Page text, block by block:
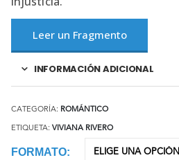
Leer un Fragmento
INFORMACIÓN ADICIONAL
CATEGORÍA: ROMÁNTICO
ETIQUETA: VIVIANA RIVERO
FORMATO